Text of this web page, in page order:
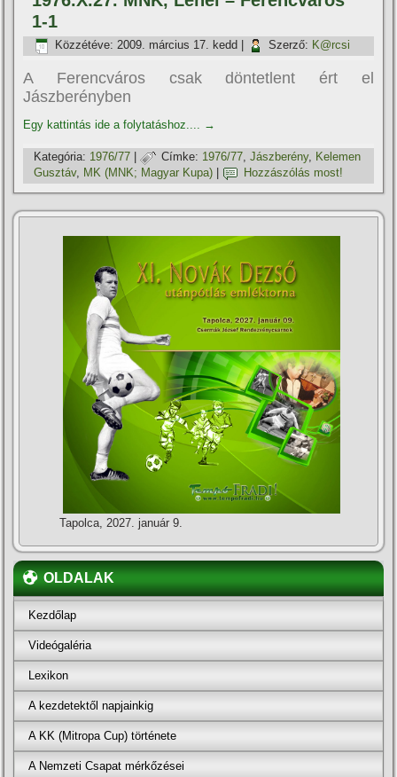
1-1
Közzétéve: 2009. március 17. kedd Szerző: K@rcsi
A Ferencváros csak döntetlent ért el
Jászberényben
Egy kattintás ide a folytatáshoz.... →
Kategória: 1976/77 | Címke: 1976/77,Jászberény, Kelemen
Gusztáv, MK (MNK; Magyar Kupa) Hozzászólás most!
Tapolca, 2027. január 9.
OLDALAK
Kezdőlap
Videógaléria
Lexikon
A kezdetektől napjainkig
A KK (Mitropa Cup) története
A Nemzeti Csapat mérkőzései